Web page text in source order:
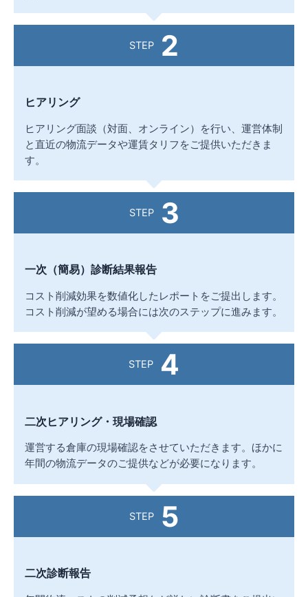
STEP 2
ヒアリング
ヒアリング面談（対面、オンライン）を行い、運営体制
と直近の物流データや運賃タリフをご提供いただきま
す。
STEP 3
一次（簡易）診断結果報告
コスト削減効果を数値化したレポートをご提出します。
コスト削減が望める場合には次のステップに進みます。
STEP 4
二次ヒアリング・現場確認
運営する倉庫の現場確認をさせていただきます。ほかに
年間の物流データのご提供などが必要になります。
STEP 5
二次診断報告